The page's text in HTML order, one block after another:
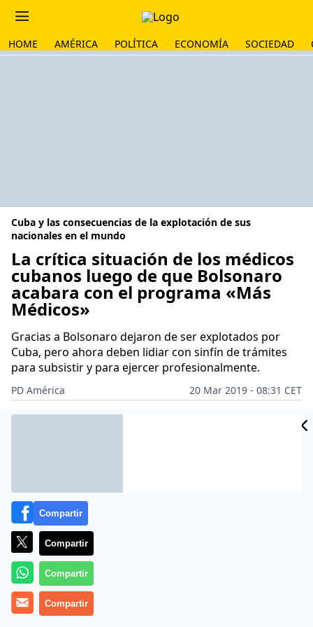
HOME AMÉRICA POLÍTICA ECONOMÍA SOCIEDAD
Cuba y las consecuencias de la explotación de sus
nacionales en el mundo
La crítica situación de los médicos
cubanos luego de que Bolsonaro
acabara con el programa «Más
Médicos»
Gracias a Bolsonaro dejaron de ser explotados por
Cuba, pero ahora deben lidiar con sinfín de trámites
para subsistir y para ejercer profesionalmente.
PD América
20 Mar 2019 - 08:31 CET
Archivado en: SOCIEDAD
Compartir
Compartir
Compartir
Compartir